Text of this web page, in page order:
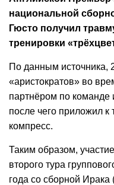
национальной
Гюсто получил
тренировки
По данным источника,
«аристократов» во
партнёром по команде
после чего приложил
компресс.
Таким образом,
второго тура
года со сборной